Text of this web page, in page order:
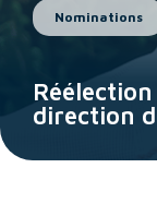
Nominations
direction